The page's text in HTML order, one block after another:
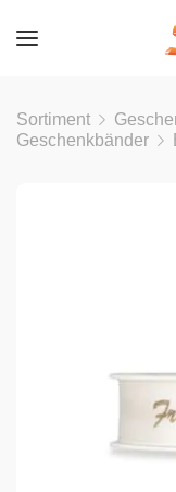
Sortiment
Geschenkbänder